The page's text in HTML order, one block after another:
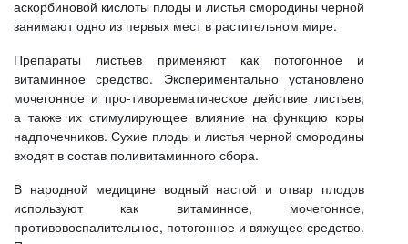
аскорбиновой кислоты плоды и листья смородины черной
занимают одно из первых мест в растительном мире.
Препараты листьев применяют как потогонное и
витаминное средство. Экспериментально установлено
мочегонное и про-тиворевматическое действие листьев,
а также их стимулирующее влияние на функцию коры
надпочечников. Сухие плоды и листья черной смородины
входят в состав поливитаминного сбора.
В народной медицине водный настой и отвар плодов
используют как витаминное, мочегонное,
противовоспалительное, потогонное и вяжущее средство.